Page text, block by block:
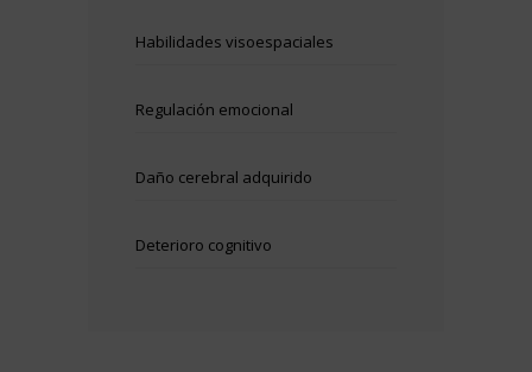
Habilidades visoespaciales
Regulación emocional
Daño cerebral adquirido
Deterioro cognitivo